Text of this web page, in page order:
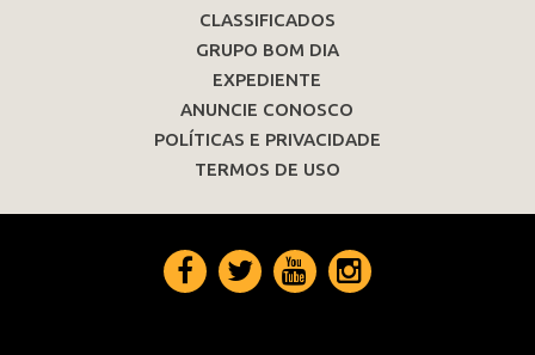
CLASSIFICADOS
GRUPO BOM DIA
EXPEDIENTE
ANUNCIE CONOSCO
POLÍTICAS E PRIVACIDADE
TERMOS DE USO